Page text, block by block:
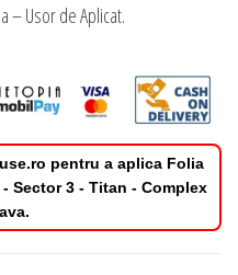
– Usor de Aplicat.
pentru a aplica Folia
Sector 3 - Titan - Complex